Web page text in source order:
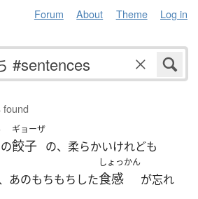
Forum About Theme Log in
の
ギョーザ
餃子 の、柔らかいけれども
あのもちもちした
しょっかん
食感
が忘れ